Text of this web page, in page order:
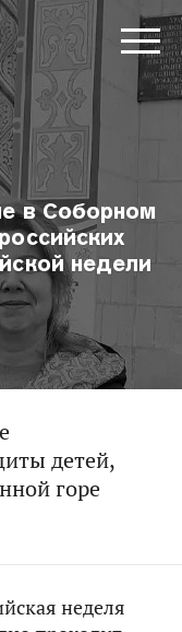
в Соборном
недели
детей,
горе
неделя